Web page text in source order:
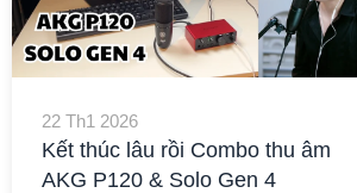
22 Th1 2026
Kết thúc lâu rồi Combo thu âm
AKG P120 & Solo Gen 4